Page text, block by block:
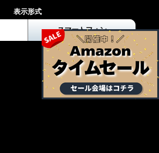
表示形式
スマートフォン